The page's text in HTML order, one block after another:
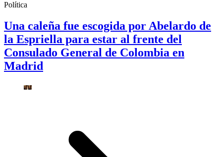
Política
Una caleña fue escogida por Abelardo de
la Espriella para estar al frente del
Consulado General de Colombia en
Madrid